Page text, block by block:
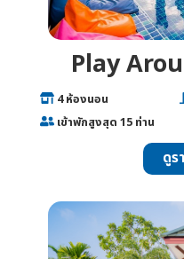
Play
4 ห้องนอน ________________
เข้าพักสูงสุด 15 ท่าน ______
ดูร